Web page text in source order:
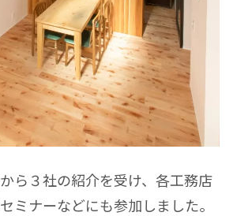
ら３社の紹介を受け、各工務店
ミナーなどにも参加しました。